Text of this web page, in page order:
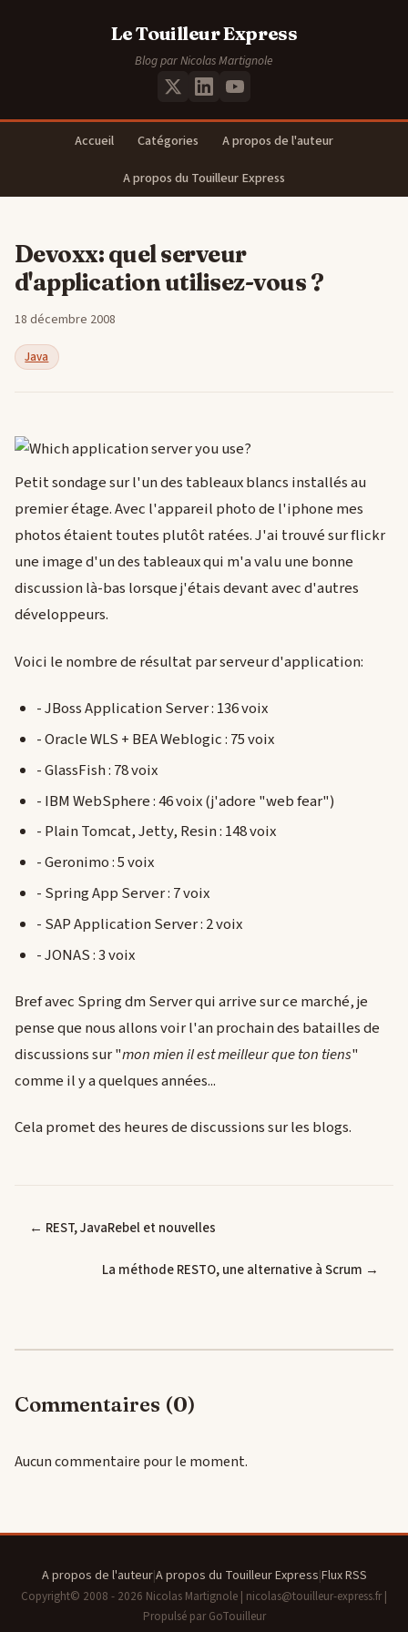
Le Touilleur Express
Blog par Nicolas Martignole
Accueil Catégories
A propos de l'auteur
A propos du Touilleur Express
Devoxx: quel serveur
d'application utilisez-vous ?
18 décembre 2008
Java
Petit sondage sur l'un des tableaux blancs installés au
premier étage. Avec l'appareil photo de l'iphone mes
photos étaient toutes plutôt ratées. J'ai trouvé sur flickr
une image d'un des tableaux qui m'a valu une bonne
discussion là-bas lorsque j'étais devant avec d'autres
développeurs.
Voici le nombre de résultat par serveur d'application:
- JBoss Application Server : 136 voix
- Oracle WLS + BEA Weblogic : 75 voix
- GlassFish : 78 voix
- IBM WebSphere : 46 voix (j'adore "web fear")
- Plain Tomcat, Jetty, Resin : 148 voix
- Geronimo : 5 voix
- Spring App Server : 7 voix
- SAP Application Server : 2 voix
- JONAS : 3 voix
Bref avec Spring dm Server qui arrive sur ce marché, je
pense que nous allons voir l'an prochain des batailles de
discussions sur "mon mien il est meilleur que ton tiens"
comme il y a quelques années...
Cela promet des heures de discussions sur les blogs.
← REST, JavaRebel et nouvelles
La méthode RESTO, une alternative à Scrum →
Commentaires (0)
Aucun commentaire pour le moment.
A propos de l'auteur|A propos du Touilleur Express|Flux RSS
Copyright© 2008 - 2026 Nicolas Martignole | nicolas@touilleur-express.fr |
Propulsé par GoTouilleur